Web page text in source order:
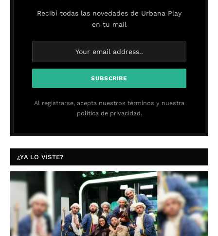
Recibí todas las novedades de Urbana Play
en tu mail
Al registrarse, acepta nuestros términos y nuestra
política de privacidad.
¿YA LO VISTE?